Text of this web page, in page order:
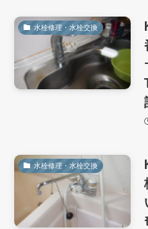
水栓修理・水栓交換
水栓修理・水栓交換